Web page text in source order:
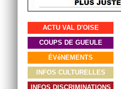
ACTU VAL D'OISE
COUPS DE GUEULE
ÉVéNEMENTS
INFOS CULTURELLES
INFOS DISCRIMINATIONS